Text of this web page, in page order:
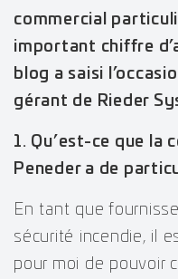
commercial
important chiffre
blog a saisi
gérant de Rieder
1. Qu’est-ce que la
Peneder a de
En tant que
sécurité incendie, il
pour moi de pouvoir